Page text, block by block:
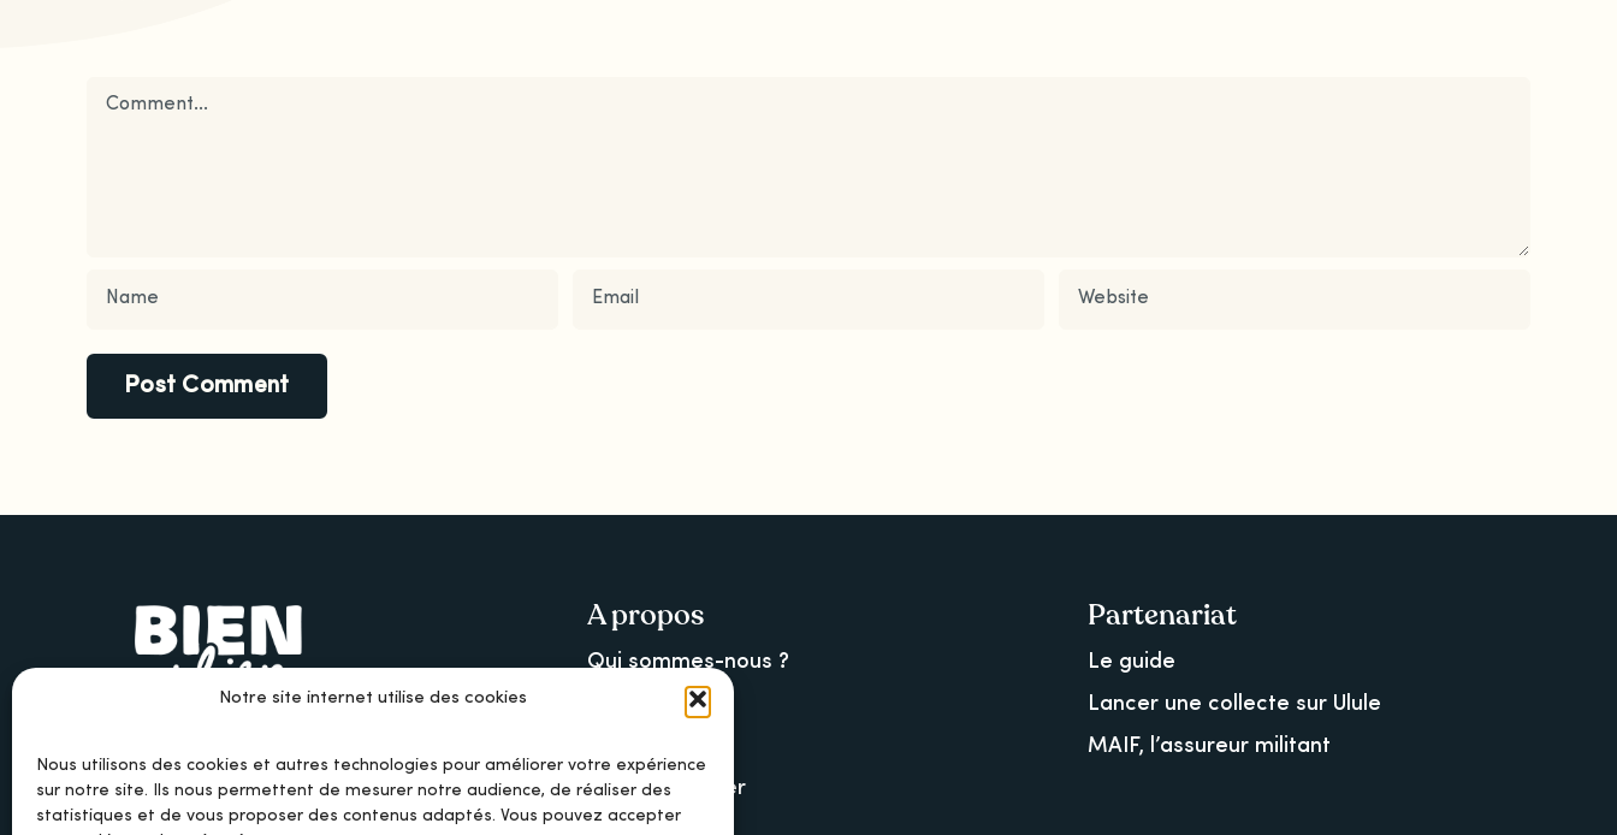
Notre site internet utilise des cookies
Nous utilisons des cookies et autres technologies pour améliorer votre expérience
sur notre site. Ils nous permettent de mesurer notre audience, de réaliser des
statistiques et de vous proposer des contenus adaptés. Vous pouvez accepter
Comment
A propos
Qui sommes-nous ?
La newsletter
Nous contacter
Partenariat
Le guide
Lancer une collecte sur Ulule
MAIF, l’assureur militant